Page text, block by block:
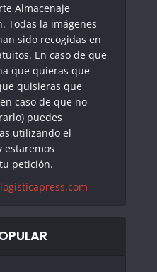
Almacenaje
Todas la imágenes
sido recogidas en
En caso de que
que quieras que
quisieras que
caso de que no
puedes
utilizando el
estaremos
petición.